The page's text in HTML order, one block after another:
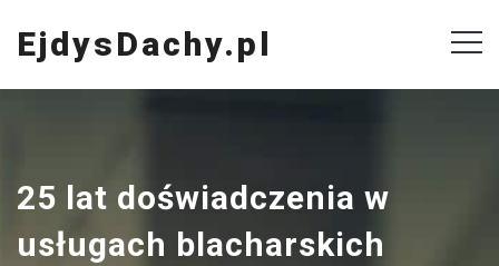
EjdysDachy.pl
25 lat doświadczenia w
usługach blacharskich